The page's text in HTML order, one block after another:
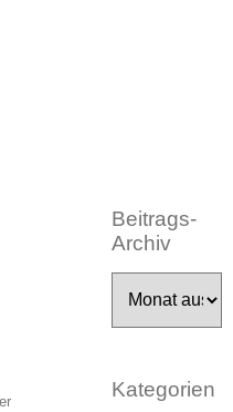
Beitrags-
Archiv
Archiv
Kategorien